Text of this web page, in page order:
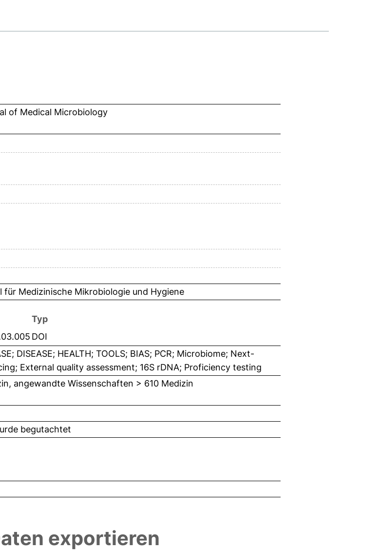
of Medical Microbiology
für Medizinische Mikrobiologie und Hygiene
Typ
DOI
DISEASE; HEALTH; TOOLS; BIAS; PCR; Microbiome; Next-
External quality assessment; 16S rDNA; Proficiency testing
angewandte Wissenschaften > 610 Medizin
begutachtet
exportieren